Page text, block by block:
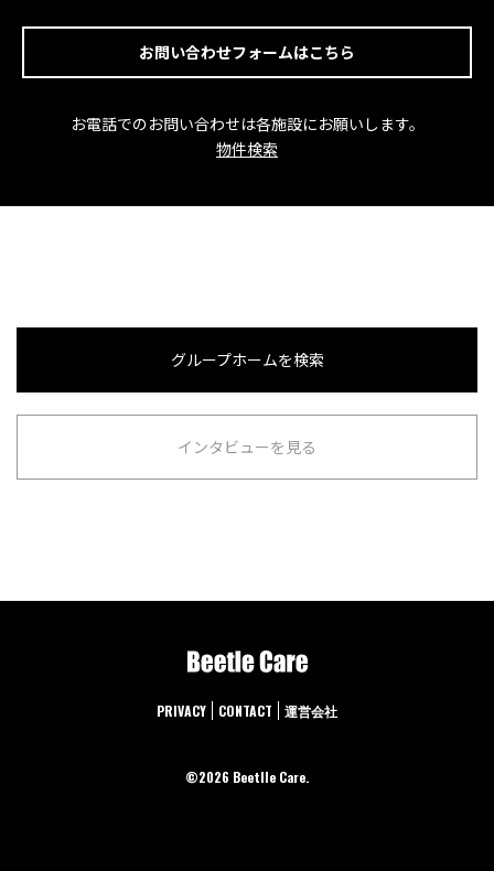
お問い合わせフォームはこちら
お電話でのお問い合わせは各施設にお願いします。
物件検索
グループホームを検索
インタビューを見る
PRIVACY CONTACT 運営会社
©︎2026 Beetlle Care.